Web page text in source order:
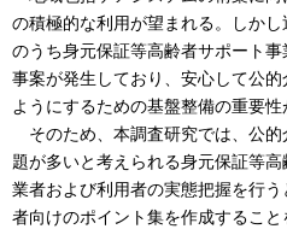
の積極的な利用が望まれる。しか
のうち身元保証等高齢者サポート
事案が発生しており、安心して公
ようにするための基盤整備の重要性
そのため、本調査研究では、公的
題が多いと考えられる身元保証等
業者および利用者の実態把握を行
者向けのポイント集を作成すること